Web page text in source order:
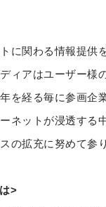
に関わる情報提供
ィアはユーザー様
を経る毎に参画企
ネットが浸透する
の拡充に努めて参り
>